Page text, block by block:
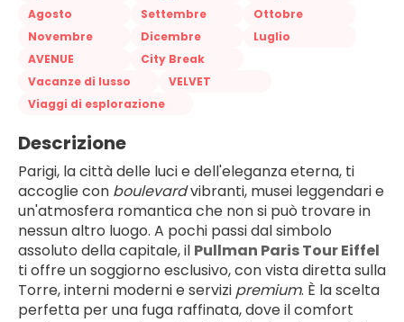
Agosto
Settembre
Ottobre
Novembre
Dicembre
Luglio
AVENUE
City Break
Vacanze di lusso
VELVET
Viaggi di esplorazione
Descrizione
Parigi, la città delle luci e dell'eleganza eterna, ti
accoglie con boulevard vibranti, musei leggendari e
un'atmosfera romantica che non si può trovare in
nessun altro luogo. A pochi passi dal simbolo
assoluto della capitale, il Pullman Paris Tour Eiffel
ti offre un soggiorno esclusivo, con vista diretta sulla
Torre, interni moderni e servizi premium. È la scelta
perfetta per una fuga raffinata, dove il comfort